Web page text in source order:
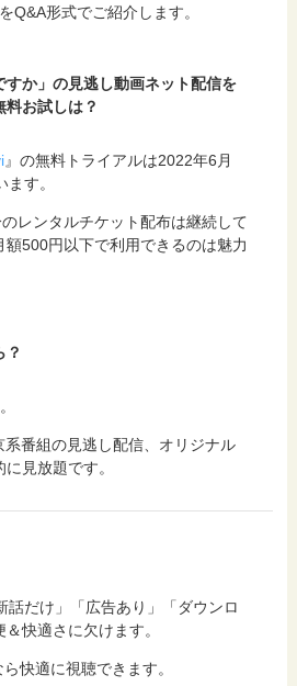
Q&A形式でご紹介します。
すか」の見逃し動画ネット配信を
料お試しは？
』の無料トライアルは2022年6月
す。
レンタルチケット配布は継続して
額500円以下で利用できるのは魅力
？
系番組の見逃し配信、オリジナル
見放題です。
話だけ」「広告あり」「ダウンロ
快適さに欠けます。
快適に視聴できます。